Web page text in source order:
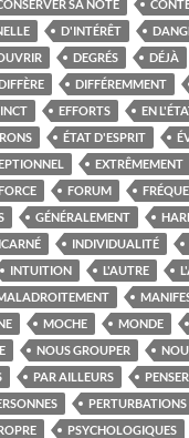
SA NOTE
D'INTÉRÊT
DEGRÉS DÉJÀ
DIFFÉREMMENT
EFFORTS EN
ÉTAT D'ESPRIT
EXTRÊMEMENT
FORUM
GÉNÉRALEMENT
INDIVIDUALITÉ
INTUITION L'AUTRE
MOCHE MONDE
NOUS GROUPER
PAR AILLEURS PENSER
PERTURBATIONS
PSYCHOLOGIQUES